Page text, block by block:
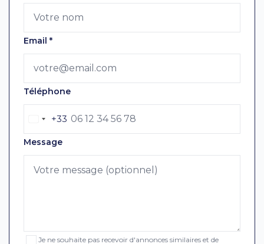
Email *
Téléphone
+33
Message
Je ne souhaite pas recevoir d'annonces similaires et de